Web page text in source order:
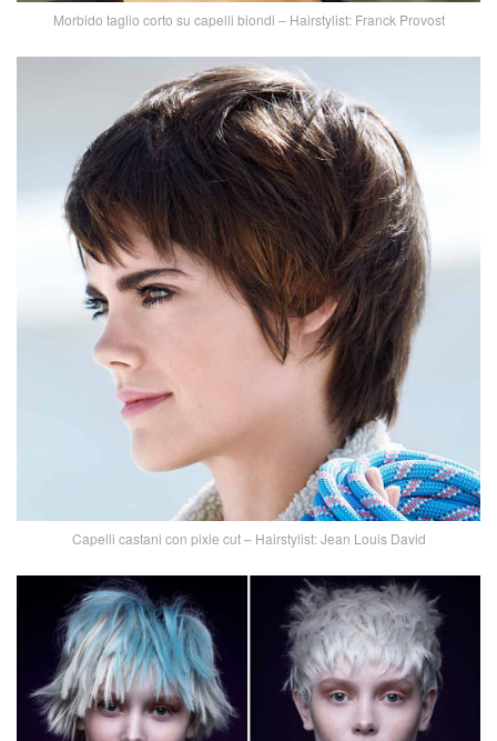
Morbido taglio corto su capelli biondi – Hairstylist: Franck Provost
Capelli castani con pixie cut – Hairstylist: Jean Louis David